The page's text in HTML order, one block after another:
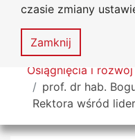
czasie zmiany
Zamknij
Mapa
serwisu
MENU
Tutaj jesteś
Osiągnięcia i rozwój
prof. dr hab.
Rektora wśród